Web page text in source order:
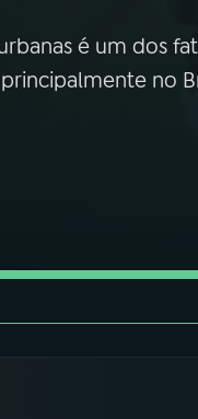
é um dos
no